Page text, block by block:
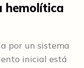
hemolítica
por un sistema
inicial está